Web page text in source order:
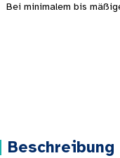
Bei minimalem bis
Beschreibung